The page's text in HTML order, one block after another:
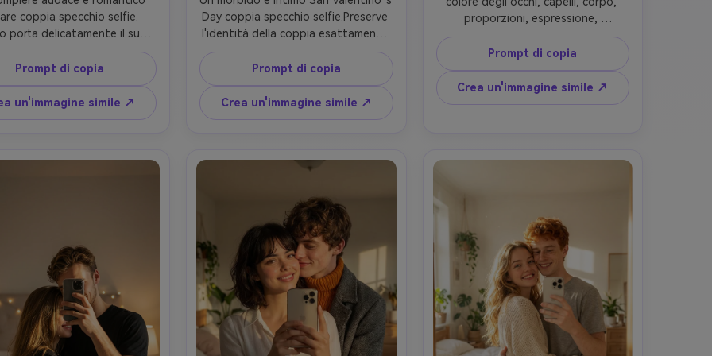
coppia specchio selfie.
porta delicatamente il suo
sopra la spalla mentre il
scatta un selfie allo
entrambe le
esattamente identiche alla
riferimento, comprese le
Prompt di copia
un'immagine simile ↗
Day coppia specchio selfie.Preserve
l'identità della coppia esattamente
come mostrato nell'immagine
caricata. La coppia è molto vicina,
gentile contatto fisico, silenziosa
connessione emotiva. Illuminazione
morbida calda, profondità di campo
Prompt di copia
Crea un'immagine simile ↗
proporzioni, espressione,
abbigliamento, stile o identità. Solo
adattato ad una foto realistica. 👤
La ragazza (io) è una persona reale,
fotorealistica. Tengo il telefono e il
telefono mi copre completamente il
pompiere). • Il braccio destro le
tiene le gambe, il braccio sinistro
rilassato.• (((a))) non tiene il
telefono e si guarda allo specchio.•
La ragazza si sdraia a faccia giù
sopra la sua spalla, tiene il telefono
verso lo specchio, i capelli cadono in
avanti. 🎥 Stile Foto da interno
fotorealistica, illuminazione calda,
Prompt di copia
Crea un'immagine simile ↗